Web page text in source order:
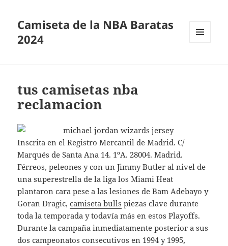
Camiseta de la NBA Baratas
2024
tus camisetas nba
reclamacion
Inscrita en el Registro Mercantil de Madrid. C/
Marqués de Santa Ana 14. 1ºA. 28004. Madrid.
Férreos, peleones y con un Jimmy Butler al nivel de
una superestrella de la liga los Miami Heat
plantaron cara pese a las lesiones de Bam Adebayo y
Goran Dragic,camiseta bulls piezas clave durante
toda la temporada y todavía más en estos Playoffs.
Durante la campaña inmediatamente posterior a sus
dos campeonatos consecutivos en 1994 y 1995,